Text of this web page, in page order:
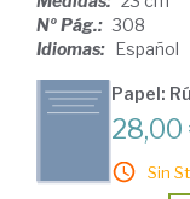
Nº Pág.: 308
Idiomas: Español
Papel:
28,00
Sin